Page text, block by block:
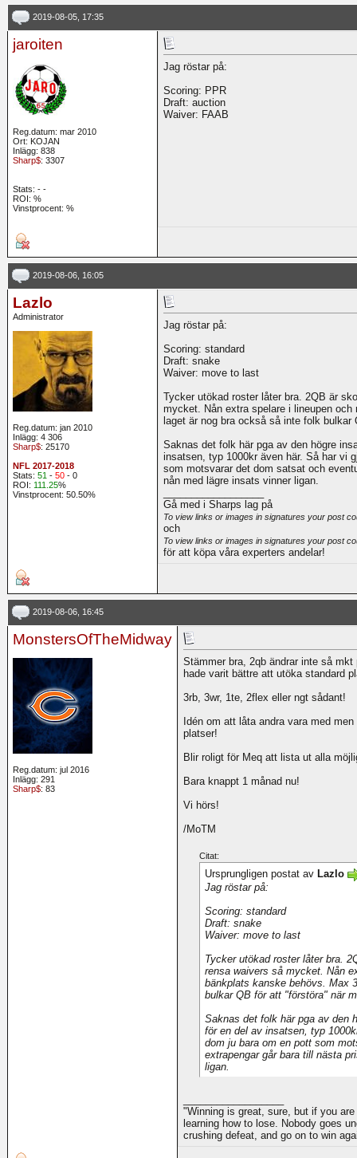
2019-08-05, 17:35
jaroiten
Reg.datum: mar 2010
Ort: KOJAN
Inlägg: 838
Sharp$: 3307
Stats: - -
ROI: %
Vinstprocent: %
Jag röstar på:
Scoring: PPR
Draft: auction
Waiver: FAAB
2019-08-06, 16:05
Lazlo
Administrator
Reg.datum: jan 2010
Inlägg: 4 306
Sharp$: 25170
NFL 2017-2018
Stats: 51 - 50 - 0
ROI: 111.25%
Vinstprocent: 50.50%
Jag röstar på:
Scoring: standard
Draft: snake
Waiver: move to last
Tycker utökad roster låter bra. 2QB är
mycket. Nån extra spelare i lineupen
laget är nog bra också så inte folk
Saknas det folk här pga av den högre
insatsen, typ 1000kr även här. Så har vi
som motsvarar det dom satsat och
nån med lägre insats vinner ligan.
Gå med i Sharps lag på
To view links or images in signatures your post
och
To view links or images in signatures your post
för att köpa våra experters andelar!
2019-08-06, 16:45
MonstersOfTheMidway
Reg.datum: jul 2016
Inlägg: 291
Sharp$: 83
Stämmer bra, 2qb ändrar inte så
hade varit bättre att utöka standard
3rb, 3wr, 1te, 2flex eller ngt sådant!
Idén om att låta andra vara med
platser!
Blir roligt för Meq att lista ut alla
Bara knappt 1 månad nu!
Vi hörs!
/MoTM
Citat:
Ursprungligen postat av Lazlo
Jag röstar på:
Scoring: standard
Draft: snake
Waiver: move to last
Tycker utökad roster låter bra.
rensa waivers så mycket. Nån
bänkplats kanske behövs. Max
bulkar QB för att "förstöra" när
Saknas det folk här pga av den
för en del av insatsen, typ
dom ju bara om en pott som
extrapengar går bara till nästa
ligan.
"Winning is great, sure, but if you
learning how to lose. Nobody goes
crushing defeat, and go on to win